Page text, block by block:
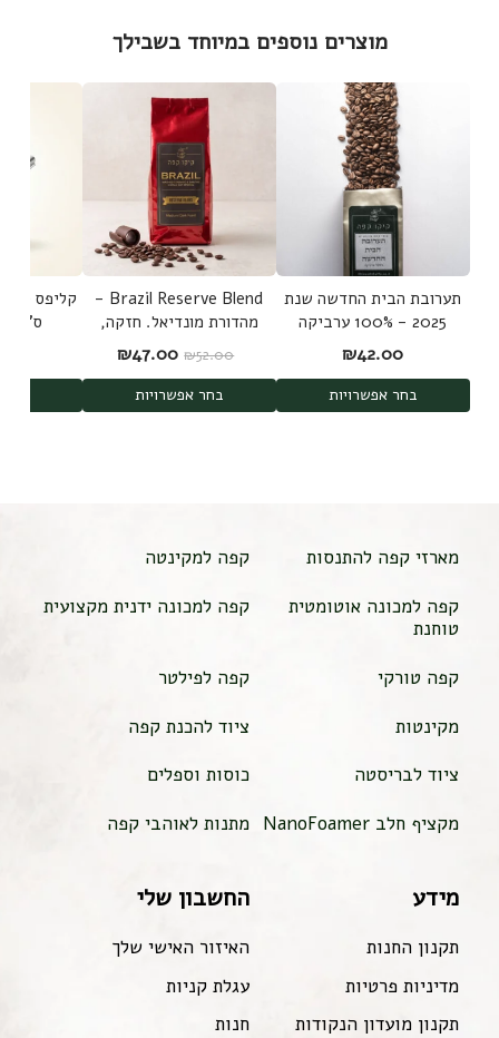
מוצרים נוספים במיוחד בשבילך
תערובת הבית החדשה שנת
2025 - 100% ערביקה
משלושה מקורות
₪42.00
בחר אפשרויות
Brazil Reserve Blend -
מהדורת מונדיאל. חזקה,
שוקולדית ללא חמיצות -
100% ערביקה
₪52.00 המחיר המקורי היה: ₪52.00.
₪47.00 המחיר הנוכחי הוא:
בחר אפשרויות
ס"מ Bulldog clip
מארזי קפה להתנסות
קפה למקינטה
קפה למכונה אוטומטית
טוחנת
קפה למכונה ידנית מקצועית
קפה טורקי
קפה לפילטר
מקינטות
ציוד להכנת קפה
ציוד לבריסטה
כוסות וספלים
מקציף חלב NanoFoamer
מתנות לאוהבי קפה
מידע
תקנון החנות
מדיניות פרטיות
תקנון מועדון הנקודות
החשבון שלי
האיזור האישי שלך
עגלת קניות
חנות